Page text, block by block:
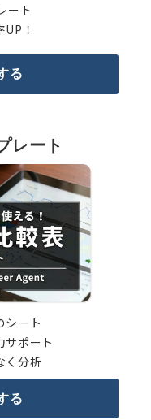
ート
！
る
レート
シート
サポート
く分析
る